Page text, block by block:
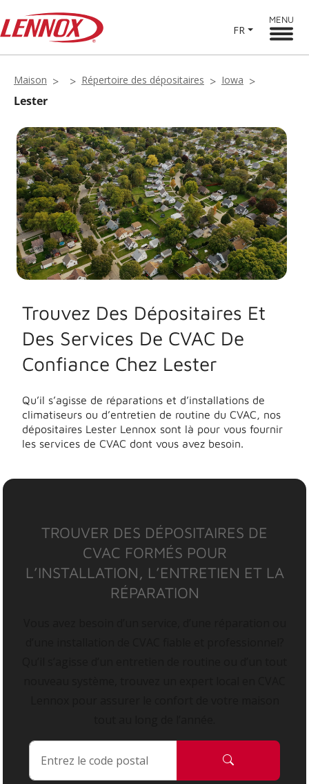
FR
MENU
Maison Répertoire des dépositaires Iowa
Lester
Trouvez Des Dépositaires Et
Des Services De CVAC De
Confiance Chez Lester
Qu’il s’agisse de réparations et d’installations de
climatiseurs ou d’entretien de routine du CVAC, nos
dépositaires Lester Lennox sont là pour vous fournir
les services de CVAC dont vous avez besoin.
TROUVER DES DÉPOSITAIRES DE
CVAC FORMÉS POUR
L’INSTALLATION, L’ENTRETIEN ET LA
RÉPARATION